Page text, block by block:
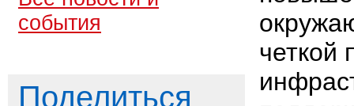
события
Поделиться
четкой